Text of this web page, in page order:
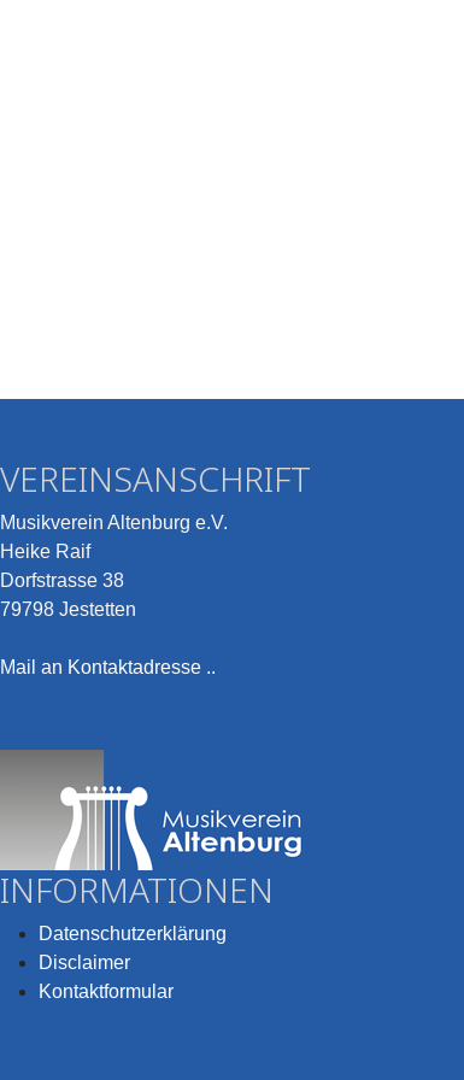
VEREINSANSCHRIFT
Musikverein Altenburg e.V.
Heike Raif
Dorfstrasse 38
79798 Jestetten
Mail an Kontaktadresse ..
INFORMATIONEN
Datenschutzerklärung
Disclaimer
Kontaktformular